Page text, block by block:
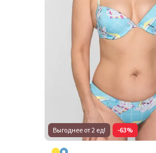
Выгоднее от 2 ед! -63%